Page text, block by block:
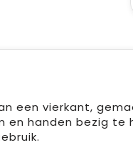
een vierkant,
en handen bezig te